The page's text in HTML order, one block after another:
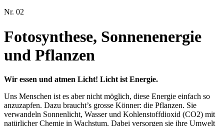
Nr. 02
Fotosynthese, Sonnenenergie
und Pflanzen
Wir essen und atmen Licht! Licht ist Energie.
Uns Menschen ist es aber nicht möglich, diese Energie einfach so
anzuzapfen. Dazu braucht’s grosse Könner: die Pflanzen. Sie
verwandeln Sonnenlicht, Wasser und Kohlenstoffdioxid (CO2) mit
natürlicher Chemie in Wachstum. Dabei versorgen sie ihre Umwelt